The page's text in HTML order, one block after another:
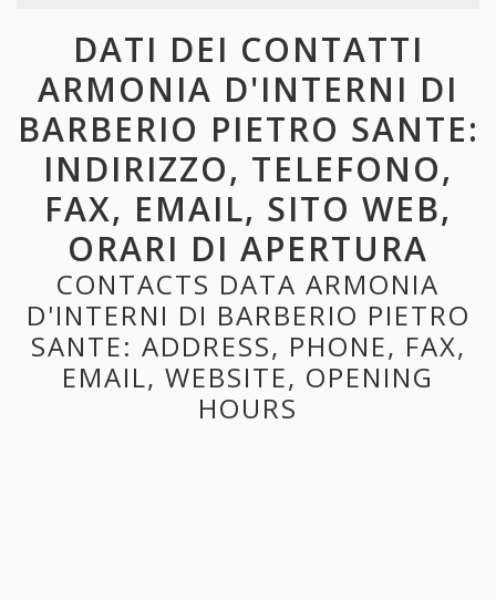
DATI DEI CONTATTI
ARMONIA D'INTERNI DI
BARBERIO PIETRO SANTE:
INDIRIZZO, TELEFONO,
FAX, EMAIL, SITO WEB,
ORARI DI APERTURA
CONTACTS DATA ARMONIA
D'INTERNI DI BARBERIO PIETRO
SANTE: ADDRESS, PHONE, FAX,
EMAIL, WEBSITE, OPENING
HOURS